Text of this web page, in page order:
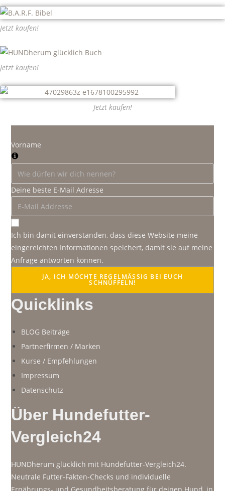
Jetzt kaufen!
Jetzt kaufen!
Jetzt kaufen!
Vorname
Deine beste E-Mail Adresse
Ich bin damit einverstanden, dass diese Website meine
eingereichten Informationen speichert, damit sie auf meine
Anfrage antworten können.
JA, ICH MÖCHTE REGELMÄSSIG BEI EUCH S
CHNÜFFELN!
Quicklinks
BLOG Beiträge
Partnerfirmen / Marken
Kurse / Empfehlungen
Impressum
Datenschutz
Über Hundefutter-
Vergleich24
HUNDherum glücklich mit Hundefutter-Vergleich24.
Neutrale Futter-Fakten-Checks und individuelle